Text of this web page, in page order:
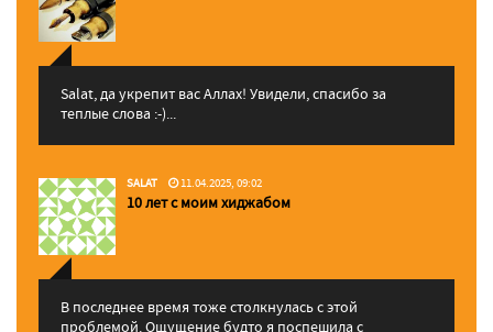
Salat, да укрепит вас Аллаx! Увидели, спасибо за
теплые слова :-)...
SALAT 11.04.2025, 09:02
10 лет с моим хиджабом
В последнее время тоже столкнулась с этой
проблемой. Ощущение будто я поспешила с